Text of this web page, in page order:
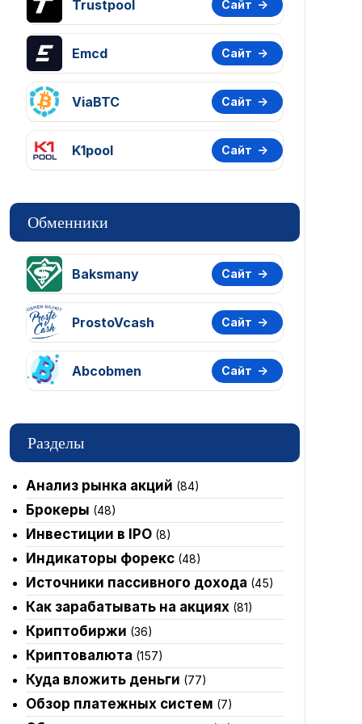
Trustpool Сайт
Emcd Сайт
ViaBTC Сайт
K1pool Сайт
Обменники
Baksmany Сайт
ProstoVcash Сайт
Abcobmen Сайт
Разделы
Анализ рынка акций (84)
Брокеры (48)
Инвестиции в IPO(8)
Индикаторы форекс(48)
Источники пассивного дохода (45)
Как зарабатывать на акциях(81)
Криптобиржи (36)
Криптовалюта (157)
Куда вложить деньги (77)
Обзор платежных систем (7)